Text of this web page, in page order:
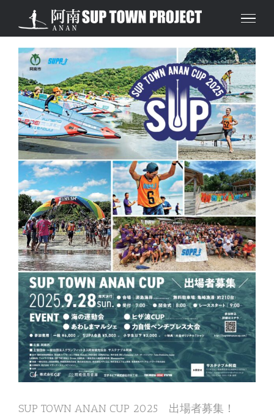
to
content
SUP TOWN ANAN CUP
2025 出場者募集！
SUP TOWN ANAN CUP 2025 出場者募集！